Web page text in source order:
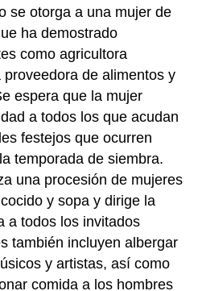
se otorga a una mujer de
ha demostrado
como agricultora
de alimentos y
espera que la mujer
a todos los que acudan
festejos que ocurren
temporada de siembra.
una procesión de mujeres
y sopa y dirige la
a todos los invitados
también incluyen albergar
y artistas, así como
comida a los hombres